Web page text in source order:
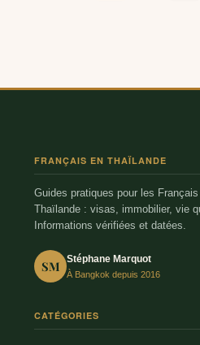
FRANÇAIS EN THAÏLANDE
Guides pratiques pour les
Thaïlande : visas, immobilier, vie
Informations vérifiées et datées.
SM Stéphane Marquot
À Bangkok depuis 2016
CATÉGORIES